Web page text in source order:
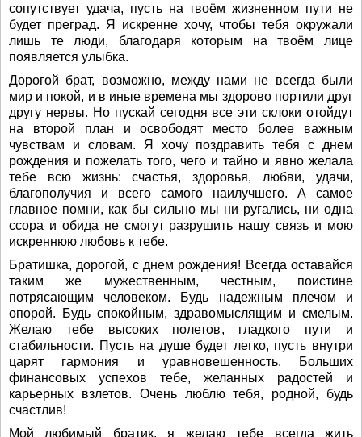
сопутствует удача, пусть на твоём жизненном пути не
будет преград. Я искренне хочу, чтобы тебя окружали
лишь те люди, благодаря которым на твоём лице
появляется улыбка.
Дорогой брат, возможно, между нами не всегда были
мир и покой, и в иные времена мы здорово портили друг
другу нервы. Но пускай сегодня все эти склоки отойдут
на второй план и освободят место более важным
чувствам и словам. Я хочу поздравить тебя с днем
рождения и пожелать того, чего и тайно и явно желала
тебе всю жизнь: счастья, здоровья, любви, удачи,
благополучия и всего самого наилучшего. А самое
главное помни, как бы сильно мы ни ругались, ни одна
ссора и обида не смогут разрушить нашу связь и мою
искреннюю любовь к тебе.
Братишка, дорогой, с днем рождения! Всегда оставайся
таким же мужественным, честным, поистине
потрясающим человеком. Будь надежным плечом и
опорой. Будь спокойным, здравомыслящим и смелым.
Желаю тебе высоких полетов, гладкого пути и
стабильности. Пусть на душе будет легко, пусть внутри
царят гармония и уравновешенность. Больших
финансовых успехов тебе, желанных радостей и
карьерных взлетов. Очень люблю тебя, родной, будь
счастлив!
Мой любимый братик, я желаю тебе всегда жить